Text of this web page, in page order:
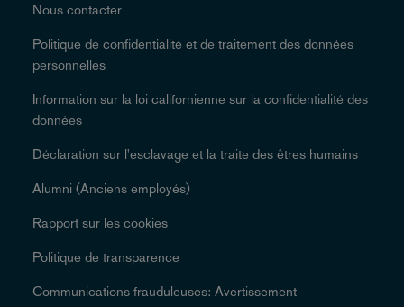
Nous contacter
Politique de confidentialité et de traitement des données
personnelles
Information sur la loi californienne sur la confidentialité des
données
Déclaration sur l'esclavage et la traite des êtres humains
Alumni (Anciens employés)
Rapport sur les cookies
Politique de transparence
Communications frauduleuses: Avertissement